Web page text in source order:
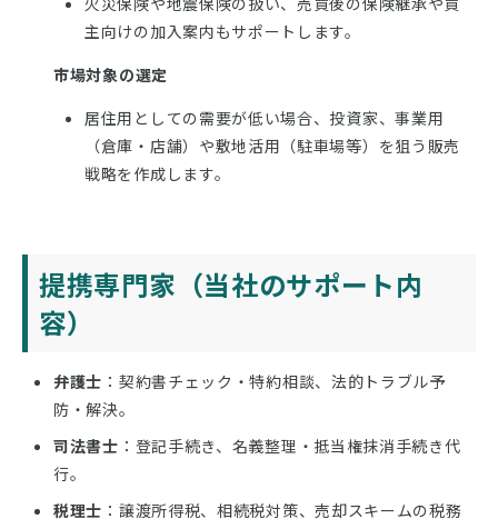
主向けの加入案内もサポートします。
市場対象の選定
居住用としての需要が低い場合、投資家、事業用
（倉庫・店舗）や敷地活用（駐車場等）を狙う販売
戦略を作成します。
提携専門家（当社のサポート内
容）
弁護士 ：契約書チェック・特約相談、法的トラブル予
防・解決。
司法書士 ：登記手続き、名義整理・抵当権抹消手続き代
行。
税理士 ：譲渡所得税、相続税対策、売却スキームの税務